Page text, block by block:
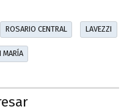
ROSARIO CENTRAL LAVEZZI
MARÍA